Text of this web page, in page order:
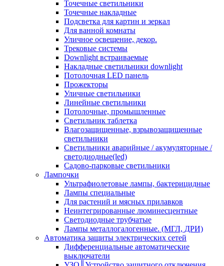
Точечные светильники
Точечные накладные
Подсветка для картин и зеркал
Для ванной комнаты
Уличное освещение, декор.
Трековые системы
Downlight встраиваемые
Накладные светильники downlight
Потолочная LED панель
Прожекторы
Уличные светильники
Линейные светильники
Потолочные, промышленные
Светильник таблетка
Влагозащищенные, взрывозащищенные
светильники
Светильники аварийные / акумуляторные /
светодиодные(led)
Садово-парковые светильники
Лампочки
Ультрафиолетовые лампы, бактерицидные
Лампы специальные
Для растений и мясных прилавков
Неинтегрированные люминесцентные
Светодиодные трубчатые
Лампы металлогалогенные. (МГЛ, ДРИ)
Автоматика защиты электрических сетей
Дифференциальные автоматические
выключатели